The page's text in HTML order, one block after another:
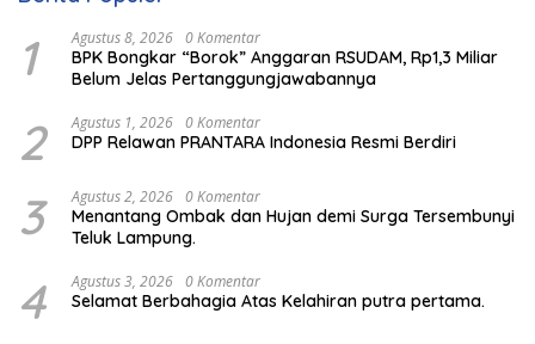
1 Agustus 8, 2026 0 Komentar
BPK Bongkar “Borok” Anggaran RSUDAM, Rp1,3 Miliar
Belum Jelas Pertanggungjawabannya
2 Agustus 1, 2026 0 Komentar
DPP Relawan PRANTARA Indonesia Resmi Berdiri
3 Agustus 2, 2026 0 Komentar
Menantang Ombak dan Hujan demi Surga Tersembunyi
Teluk Lampung.
4 Agustus 3, 2026 0 Komentar
Selamat Berbahagia Atas Kelahiran putra pertama.